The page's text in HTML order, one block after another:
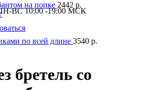
ВС 10:00 -19:00 МСК
на попке 2442 р.
по всей длине 3540 р.
бретель со